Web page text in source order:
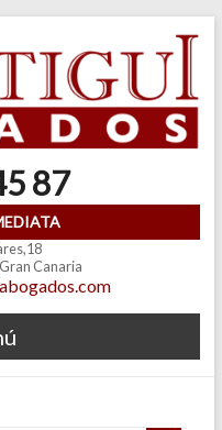
87
Canaria